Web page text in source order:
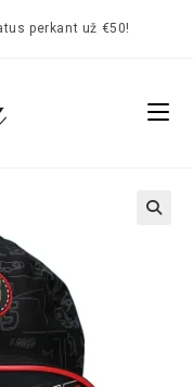
perkant už €50!